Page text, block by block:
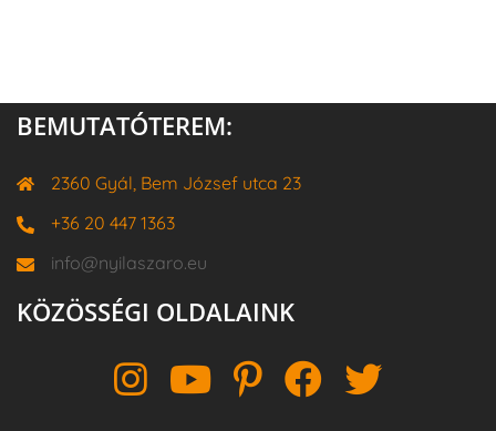
BEMUTATÓTEREM:
2360 Gyál, Bem József utca 23
+36 20 447 1363
info@nyilaszaro.eu
KÖZÖSSÉGI OLDALAINK
InstagramYouTubePinterest FacebookTwitter